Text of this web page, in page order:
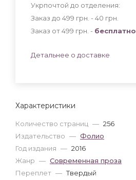
Характеристики
Количество страниц — 256
Издательство — Фолио
Год издания — 2016
Жанр — Современная проза
Переплет — Твердый
Укрпочтой до отделения:
Заказ до 499 грн. - 40 грн
Заказ от 499 грн. - бесплатно
Детальнее о доставке